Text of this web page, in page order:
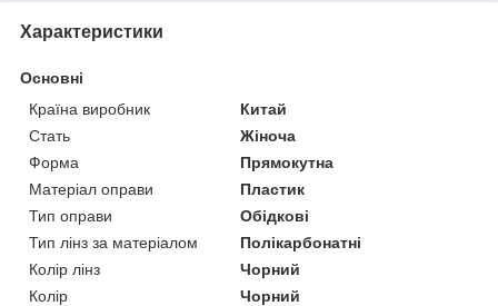
Характеристики
Основні
Країна виробник
Китай
Стать
Жіноча
Форма
Прямокутна
Матеріал оправи
Пластик
Тип оправи
Обідкові
Тип лінз за матеріалом
Полікарбонатні
Колір лінз
Чорний
Колір
Чорний